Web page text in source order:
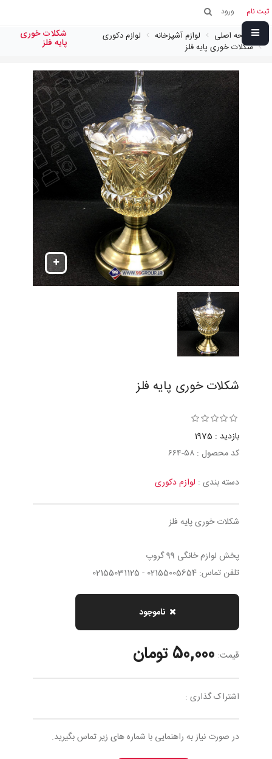
ثبت نام ورود
صفحه اصلی لوازم آشپزخانه
لوازم دکوری
شكلات خوری پايه فلز
شكلات خوری
پايه فلز
شكلات خوری پايه فلز
بازدید : 1975
کد محصول : ٥٨-٦٦٤
دسته بندی : لوازم دکوری
شكلات خوری پايه فلز
پخش لوازم خانگی 99 گروپ
تلفن تماس: 02155005654 - 02155031125
ناموجود
قیمت: 50,000 تومان
اشتراک گذاری :
در صورت نیاز به راهنمایی با شماره های زیر تماس بگیرید.